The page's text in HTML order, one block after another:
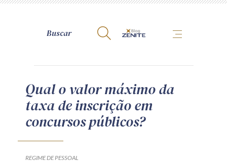
A Zênite
Como publicar conosco
Site da Zênite
Qual o valor máximo da
taxa de inscrição em
concursos públicos?
REGIME DE PESSOAL